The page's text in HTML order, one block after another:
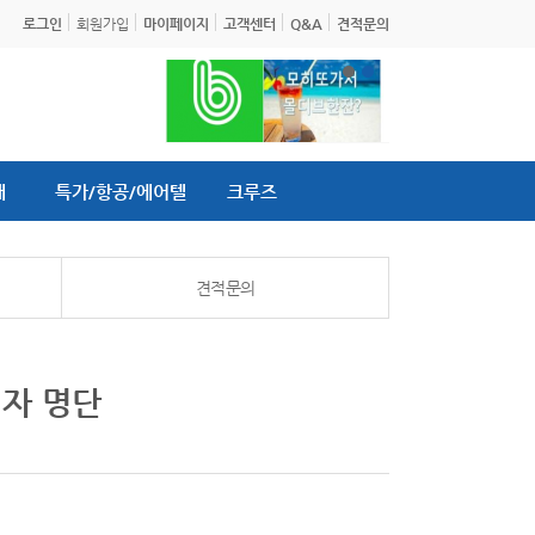
로그인 회원가입 마이페이지 고객센터 Q&A 견적문의
특가/항공/에어텔 크루즈
견적문의
명단